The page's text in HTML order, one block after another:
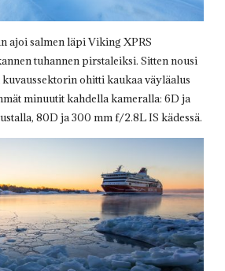
ajoi salmen läpi Viking XPRS
tuhannen pirstaleiksi. Sitten nousi
ohitti kaukaa väyläalus
minuutit kahdella kameralla: 6D ja
80D ja 300 mm f/2.8L IS kädessä.